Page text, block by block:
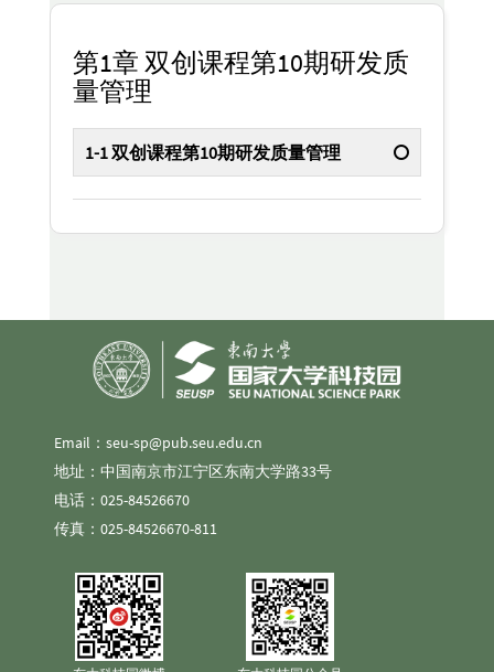
第1章 双创课程第10期研发质
量管理
1-1 双创课程第10期研发质量管理
Email：seu-sp@pub.seu.edu.cn
地址：中国南京市江宁区东南大学路33号
电话：025-84526670
传真：025-84526670-811